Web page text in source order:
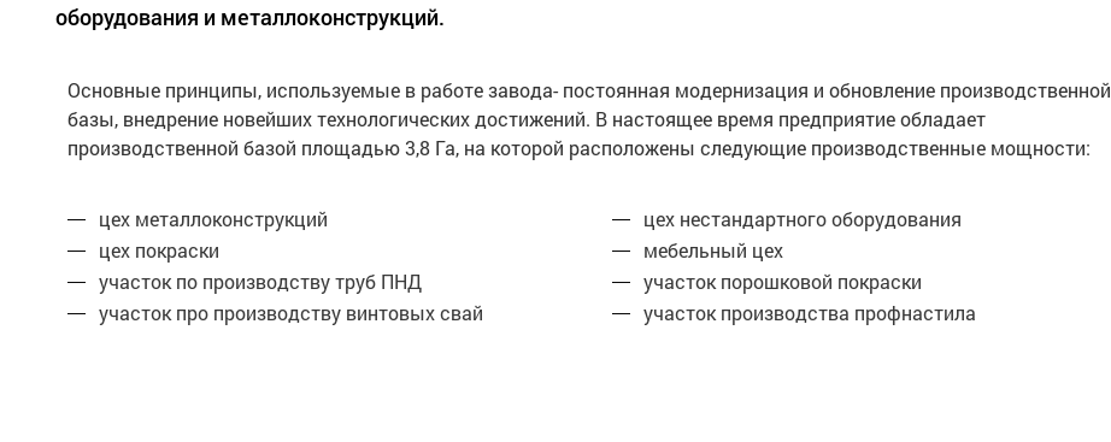
оборудования и металлоконструкций.
Основные принципы, используемые в работе завода- постоянная модернизация и обновление производственной
базы, внедрение новейших технологических достижений. В настоящее время предприятие обладает
производственной базой площадью 3,8 Га, на которой расположены следующие производственные мощности:
цех металлоконструкций
цех нестандартного оборудования
цех покраски
мебельный цех
участок по производству труб ПНД
участок порошковой покраски
участок про производству винтовых свай
участок производства профнастила